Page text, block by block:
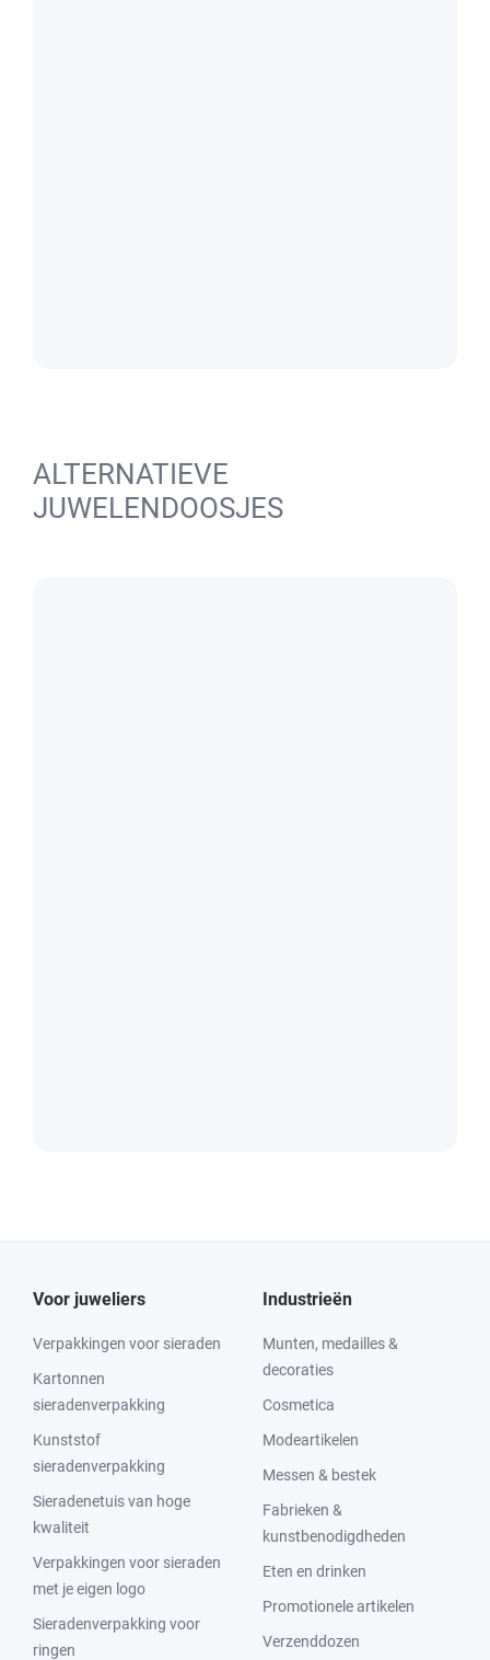
ALTERNATIEVE
JUWELENDOOSJES
Voor juweliers
Verpakkingen voor sieraden
Kartonnen
sieradenverpakking
Kunststof
sieradenverpakking
Sieradenetuis van hoge
kwaliteit
Verpakkingen voor sieraden
met je eigen logo
Sieradenverpakking voor
ringen
Industrieën
Munten, medailles &
decoraties
Cosmetica
Modeartikelen
Messen & bestek
Fabrieken &
kunstbenodigdheden
Eten en drinken
Promotionele artikelen
Verzenddozen